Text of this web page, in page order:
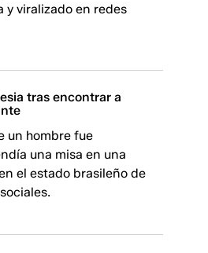
y viralizado en redes
tras encontrar a
un hombre fue
una misa en una
el estado brasileño de